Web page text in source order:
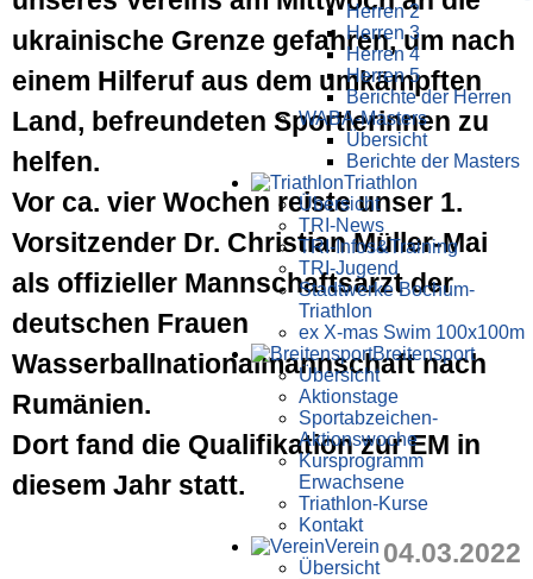
Herren 2
Herren 3
Herren 4
Herren 5
Berichte der Herren
WABA-Masters
Übersicht
Berichte der Masters
Triathlon
Übersicht
TRI-News
TRI-Infos&Training
TRI-Jugend
Stadtwerke Bochum-
Triathlon
ex X-mas Swim 100x100m
Breiten­sport
Übersicht
Aktionstage
Sportabzeichen-
Aktionswoche
Kursprogramm
Erwachsene
Triathlon-Kurse
Kontakt
Verein
Übersicht
ukrainische Grenze gefahren, um nach
einem Hilferuf aus dem umkämpften
Land, befreundeten Sportlerinnen zu
helfen.
Vor ca. vier Wochen reiste unser 1.
Vorsitzender Dr. Christian Müller-Mai
als offizieller Mannschaftsarzt der
deutschen Frauen
Wasserballnationalmannschaft nach
Rumänien.
Dort fand die Qualifikation zur EM in
diesem Jahr statt.
04.03.2022